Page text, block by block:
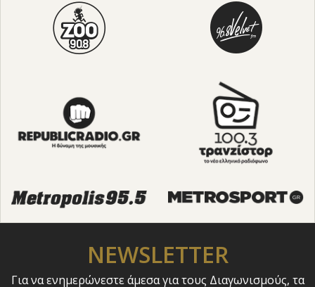
NEWSLETTER
Για να ενημερώνεστε άμεσα για τους Διαγωνισμούς, τα